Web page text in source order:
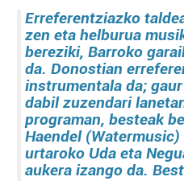
Erreferentziazko
zen eta helburua
bereziki, Barroko
da. Donostian
instrumentala da;
dabil zuzendari
programan, besteak
Haendel
urtaroko Udaeta
aukera izango da.